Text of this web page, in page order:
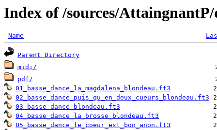
Index of /sources/AttaingnantP/
Name
Parent Directory
midi/
pdf/
01_basse_dance_la_magdalena_blondeau.ft3
02_basse_dance_puis_qu_en_deux_cueurs_blondeau.ft3
03_basse_dance_blondeau.ft3
04_basse_dance_la_brosse_blondeau.ft3
05_basse_dance_le_coeur_est_bon_anon.ft3